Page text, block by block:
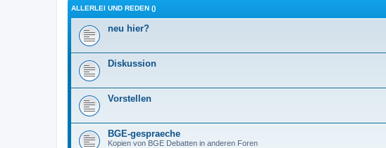
ALLERLEI UND REDEN ()
neu hier?
Diskussion
Vorstellen
BGE-gespraeche
Kopien von BGE Debatten in anderen Foren